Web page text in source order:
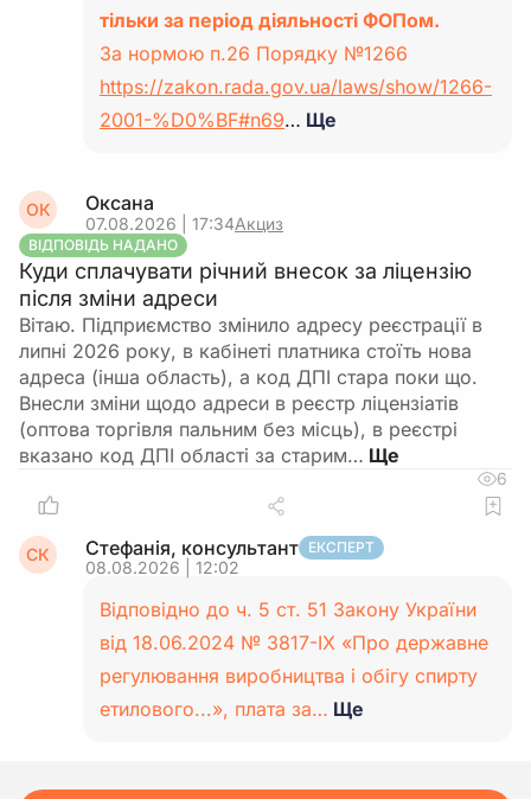
тільки за період діяльності ФОПом.
За нормою п.26 Порядку №1266
https://zakon.rada.gov.ua/laws/show/1266-
2001-%D0%BF#n69… Ще
ОК Оксана
07.08.2026 | 17:34Акциз
ВІДПОВІДЬ НАДАНО
Куди сплачувати річний внесок за ліцензію
після зміни адреси
Вітаю. Підприємство змінило адресу реєстрації в
липні 2026 року, в кабінеті платника стоїть нова
адреса (інша область), а код ДПІ стара поки що.
Внесли зміни щодо адреси в реєстр ліцензіатів
(оптова торгівля пальним без місць), в реєстрі
вказано код ДПІ області за старим…
6
СК Стефанія, консультант ЕКСПЕРТ
08.08.2026 | 12:02
Відповідно до ч. 5 ст. 51 Закону України
від 18.06.2024 № 3817-IX «Про державне
регулювання виробництва і обігу спирту
етилового...», плата за… Ще